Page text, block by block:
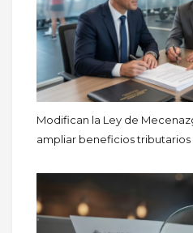
Modifican la Ley de
ampliar beneficios tributarios